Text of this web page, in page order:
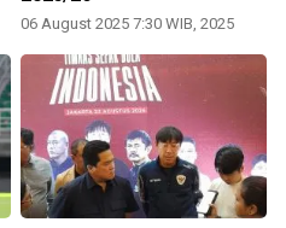
06 August 2025 7:30 WIB, 2025